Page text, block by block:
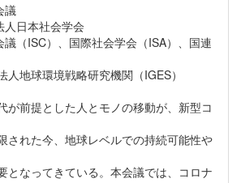
議
人日本社会学会
議（ISC）、国際社会学会（ISA）、国連
環境戦略研究機関（IGES）
前提とした人とモノの移動が、新型コ
れた今、地球レベルでの持続可能性や
なってきている。本会議では、コロナ